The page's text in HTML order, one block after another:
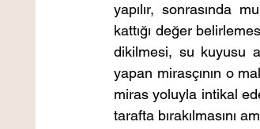
yapılır, sonrasında
kattığı değer
dikilmesi, su kuyusu
yapan mirasçının o
miras yoluyla intikal
tarafta bırakılmasını